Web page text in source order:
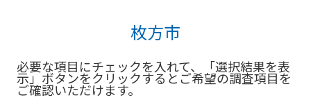
枚方市
必要な項目にチェックを入れて、「選択結果を表
示」ボタンをクリックするとご希望の調査項目を
ご確認いただけます。